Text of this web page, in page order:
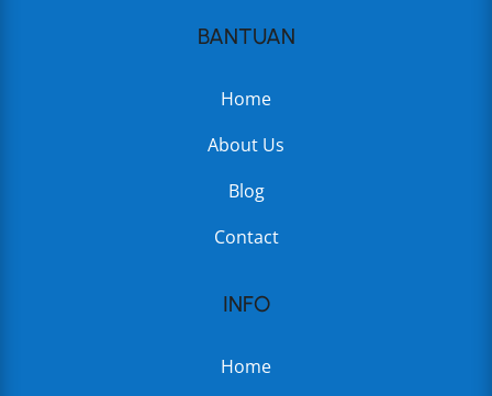
BANTUAN
Home
About Us
Blog
Contact
INFO
Home